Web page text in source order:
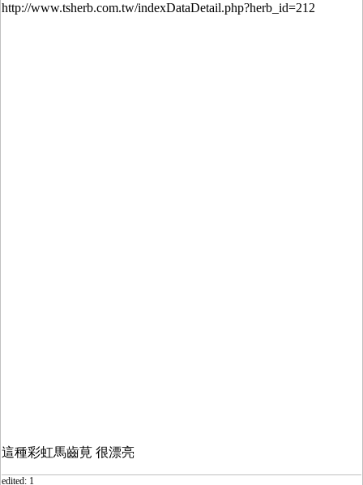
http://www.tsherb.com.tw/indexDataDetail.php?herb_id=212
這種彩虹馬齒莧 很漂亮
edited: 1